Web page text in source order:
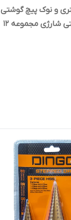
و نوک پیچ گوشتی
دریل پیچ گوشتی شارژی مجموعه 12